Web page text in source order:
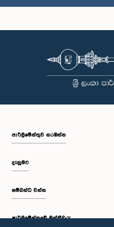
පාර්ලි‌මේන්තුව නරඹන්න
දැනුමට
සම්බන්ධ වන්න
පාර්ලි‌මේන්තුවේ මන්ත්‍රීවරු